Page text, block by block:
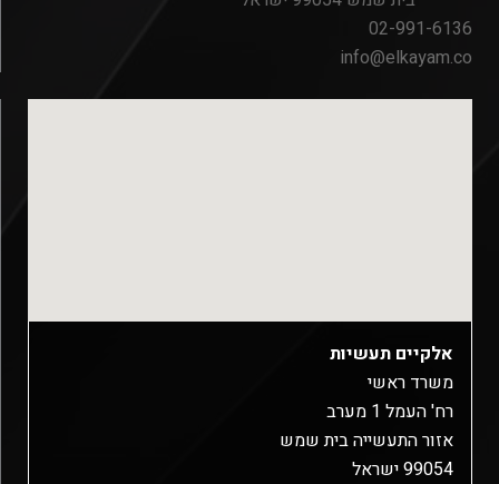
02-991-6136
info@elkayam.co
אלקיים תעשיות
משרד ראשי
רח' העמל 1 מערב
אזור התעשייה בית שמש
99054 ישראל